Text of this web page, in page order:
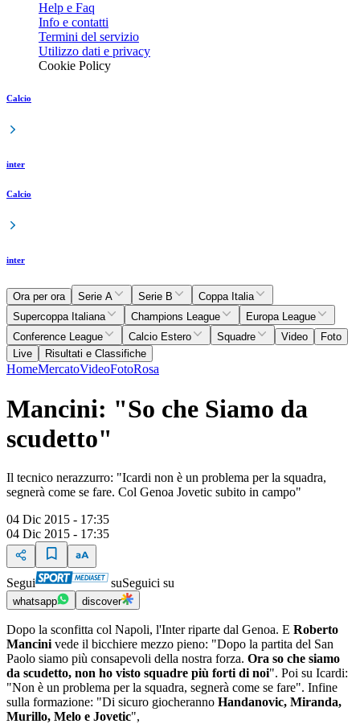
Help e Faq
Info e contatti
Termini del servizio
Utilizzo dati e privacy
Cookie Policy
Calcio
inter
Calcio
inter
Ora per ora Serie A Serie B
Coppa Italia
Supercoppa Italiana
Champions League
Europa League
Conference League
Calcio Estero Squadre Video
Foto
Live
Risultati e Classifiche
HomeMercatoVideoFotoRosa
Mancini: "So che Siamo da
scudetto"
Il tecnico nerazzurro: "Icardi non è un problema per la squadra,
segnerà come se fare. Col Genoa Jovetic subito in campo"
04 Dic 2015 - 17:35
04 Dic 2015 - 17:35
Segui suSeguici su
whatsapp discover
Dopo la sconfitta col Napoli, l'Inter riparte dal Genoa. E Roberto
Mancini vede il bicchiere mezzo pieno: "Dopo la partita del San
Paolo siamo più consapevoli della nostra forza. Ora so che siamo
da scudetto, non ho visto squadre più forti di noi". Poi su Icardi:
"Non è un problema per la squadra, segnerà come se fare". Infine
sulla formazione: "Di sicuro giocheranno Handanovic, Miranda,
Murillo, Melo e Jovetic",